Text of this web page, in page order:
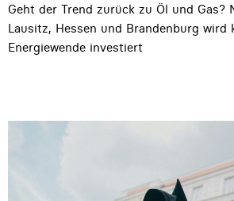
Geht der Trend zurück zu Öl und Gas?
Lausitz, Hessen und Brandenburg
Energiewende investiert